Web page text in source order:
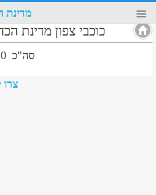
מדינת
כוכבי צפון מדינת
סה"כ 0